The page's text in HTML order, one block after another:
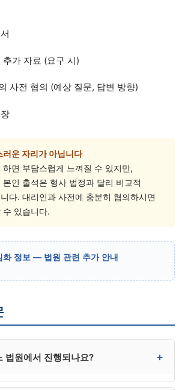
추가 자료 (요구 시)
사전 협의 (예상 질문, 답변 방향)
러운 자리가 아닙니다
하면 부담스럽게 느껴질 수 있지만,
본인 출석은 형사 법정과 달리 비교적
다. 대리인과 사전에 충분히 협의하시면
수 있습니다.
화 정보 — 법원 관련 추가 안내
법원에서 진행되나요? +